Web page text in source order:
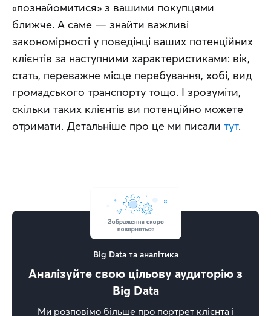
«познайомитися» з вашими покупцями
ближче. А саме — знайти важливі
закономірності у поведінці ваших потенційних
клієнтів за наступними характеристиками: вік,
стать, переважне місце перебування, хобі, вид
громадського транспорту тощо. І зрозуміти,
скільки таких клієнтів ви потенційно можете
отримати. Детальніше про це ми писали тут.
Big Data та аналітика
Аналізуйте свою цільову аудиторію з
Big Data
Ми розповімо більше про портрет клієнта і